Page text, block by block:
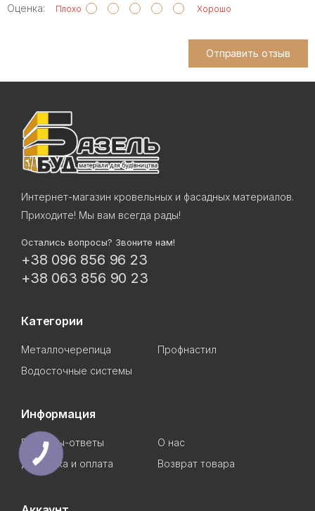
Оценка: Плохо Хорошо
Отправить отзыв
Интернет-магазин кровельных и фасадных материалов.
Приходите! Мы вам всегда рады!
Остались вопросы? Звоните нам!
+38 096 856 96 23
+38 063 856 90 23
Категории
Металлочерепица
Профнастил
Водосточные системы
Информация
Вопросы-ответы
О нас
Доставка и оплата
Возврат товара